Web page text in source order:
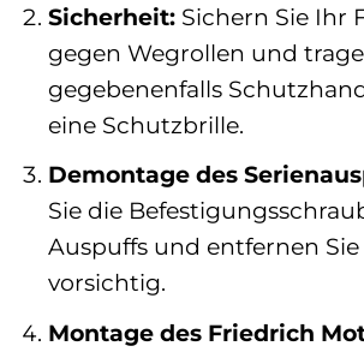
Sicherheit:Sichern Sie Ihr
gegen Wegrollen und
gegebenenfalls
eine Schutzbrille.
Demontage des
Sie die
Auspuffs und entfernen
vorsichtig.
Montage des Friedrich